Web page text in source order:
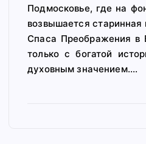
Подмосковье, где на
возвышается старинная
Спаса Преображения
только с богатой
духовным значением.…